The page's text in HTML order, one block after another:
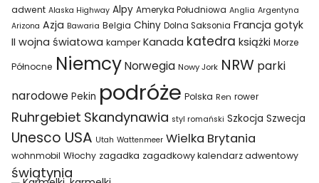
adwent Alaska Highway Alpy Ameryka Południowa Anglia Argentyna
Arizona Azja Bawaria Belgia Chiny Dolna Saksonia Francja gotyk
II wojna światowa kamper Kanada katedra książki Morze
Północne Niemcy Norwegia Nowy Jork NRW parki
narodowe Pekin podróże Polska Ren rower
Ruhrgebiet Skandynawia styl romański Szkocja Szwecja
Unesco USA Utah Wattenmeer Wielka Brytania
wohnmobil Włochy zagadka zagadkowy kalendarz adwentowy
świątynia